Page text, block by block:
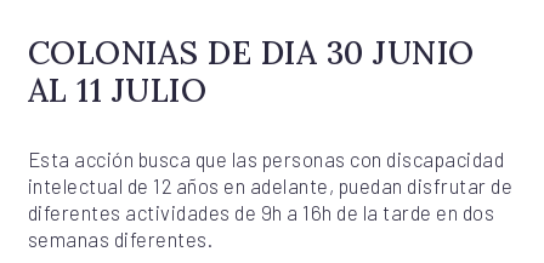
COLONIAS DE DIA 30 JUNIO
AL 11 JULIO
Esta acción busca que las personas con discapacidad
intelectual de 12 años en adelante, puedan disfrutar de
diferentes actividades de 9h a 16h de la tarde en dos
semanas diferentes.